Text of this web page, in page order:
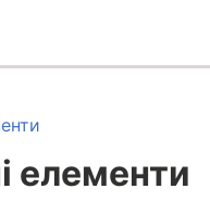
елементи